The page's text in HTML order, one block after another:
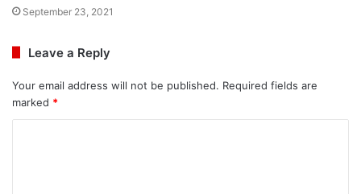
September 23, 2021
Leave a Reply
Your email address will not be published. Required fields are
marked *